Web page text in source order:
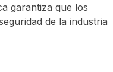
garantiza que los
de la industria